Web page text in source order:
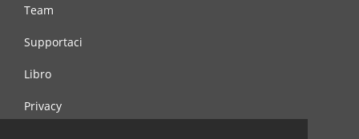
Team
Supportaci
Libro
Privacy